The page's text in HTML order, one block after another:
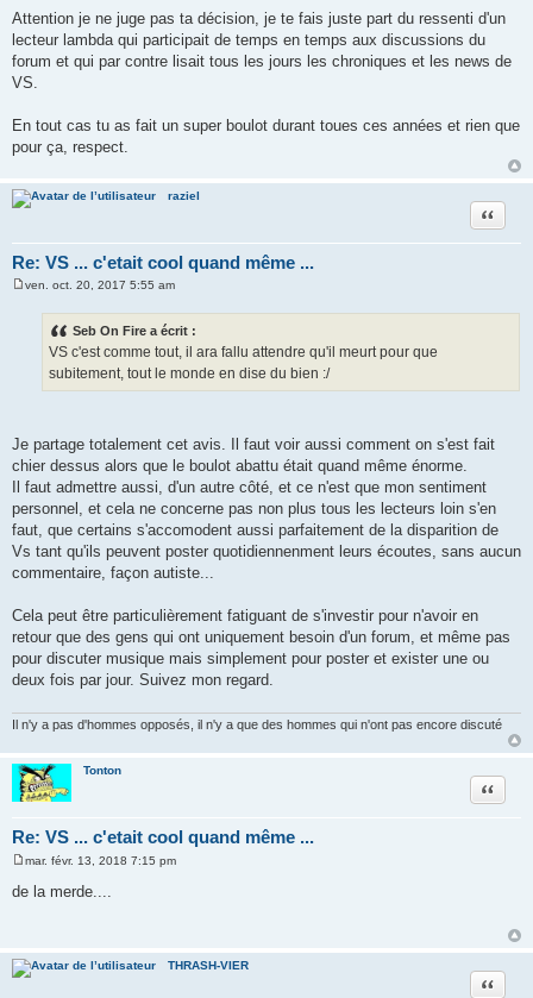
Attention je ne juge pas ta décision, je te fais juste part du ressenti d'un
lecteur lambda qui participait de temps en temps aux discussions du
forum et qui par contre lisait tous les jours les chroniques et les news de
VS.
En tout cas tu as fait un super boulot durant toues ces années et rien que
pour ça, respect.
raziel
Re: VS ... c'etait cool quand même ...
Citer
ven. oct. 20, 2017 5:55 am
Seb On Fire a écrit :
VS c'est comme tout, il ara fallu attendre qu'il meurt pour que
subitement, tout le monde en dise du bien :/
Je partage totalement cet avis. Il faut voir aussi comment on s'est fait
chier dessus alors que le boulot abattu était quand même énorme.
Il faut admettre aussi, d'un autre côté, et ce n'est que mon sentiment
personnel, et cela ne concerne pas non plus tous les lecteurs loin s'en
faut, que certains s'accomodent aussi parfaitement de la disparition de
Vs tant qu'ils peuvent poster quotidiennenment leurs écoutes, sans aucun
commentaire, façon autiste...
Cela peut être particulièrement fatiguant de s'investir pour n'avoir en
retour que des gens qui ont uniquement besoin d'un forum, et même pas
pour discuter musique mais simplement pour poster et exister une ou
deux fois par jour. Suivez mon regard.
Il n'y a pas d'hommes opposés, il n'y a que des hommes qui n'ont pas encore discuté
Tonton
Re: VS ... c'etait cool quand même ...
Citer
s
e
mar. févr. 13, 2018 7:15 pm
de la merde....
THRASH-VIER
Citer